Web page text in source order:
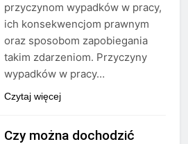
przyczynom wypadków w pracy,
ich konsekwencjom prawnym
oraz sposobom zapobiegania
takim zdarzeniom. Przyczyny
wypadków w pracy…
Czytaj więcej
Czy można dochodzić